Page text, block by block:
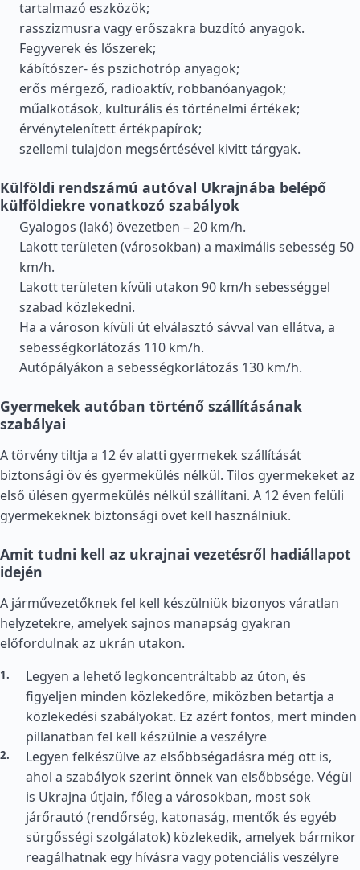
tartalmazó eszközök;
rasszizmusra vagy erőszakra buzdító anyagok.
Fegyverek és lőszerek;
kábítószer- és pszichotróp anyagok;
erős mérgező, radioaktív, robbanóanyagok;
műalkotások, kulturális és történelmi értékek;
érvénytelenített értékpapírok;
szellemi tulajdon megsértésével kivitt tárgyak.
Külföldi rendszámú autóval Ukrajnába belépő
külföldiekre vonatkozó szabályok
Gyalogos (lakó) övezetben – 20 km/h.
Lakott területen (városokban) a maximális sebesség 50
km/h.
Lakott területen kívüli utakon 90 km/h sebességgel
szabad közlekedni.
Ha a városon kívüli út elválasztó sávval van ellátva, a
sebességkorlátozás 110 km/h.
Autópályákon a sebességkorlátozás 130 km/h.
Gyermekek autóban történő szállításának
szabályai
A törvény tiltja a 12 év alatti gyermekek szállítását
biztonsági öv és gyermekülés nélkül. Tilos gyermekeket az
első ülésen gyermekülés nélkül szállítani. A 12 éven felüli
gyermekeknek biztonsági övet kell használniuk.
Amit tudni kell az ukrajnai vezetésről hadiállapot
idején
A járművezetőknek fel kell készülniük bizonyos váratlan
helyzetekre, amelyek sajnos manapság gyakran
előfordulnak az ukrán utakon.
Legyen a lehető legkoncentráltabb az úton, és
figyeljen minden közlekedőre, miközben betartja a
közlekedési szabályokat. Ez azért fontos, mert minden
pillanatban fel kell készülnie a veszélyre
Legyen felkészülve az elsőbbségadásra még ott is,
ahol a szabályok szerint önnek van elsőbbsége. Végül
is Ukrajna útjain, főleg a városokban, most sok
járőrautó (rendőrség, katonaság, mentők és egyéb
sürgősségi szolgálatok) közlekedik, amelyek bármikor
reagálhatnak egy hívásra vagy potenciális veszélyre